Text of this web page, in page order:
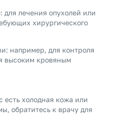
для лечения опухолей или
хирургического
например, для контроля
высоким кровяным
есть холодная кожа или
обратитесь к врачу для